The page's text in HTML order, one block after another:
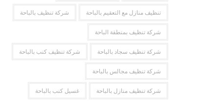
تنظيف منازل مع التعقيم بالباحة شركة تنظيف بالباحة
شركة تنظيف بمنطقة الباحة
شركة تنظيف سجاد بالباحة شركة تنظيف كنب بالباحة
شركة تنظيف مجالس بالباحة
شركة تنظيف منازل بالباحة غسيل كنب بالباحة